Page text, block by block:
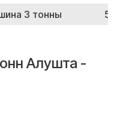
3 тонны
Алушта -